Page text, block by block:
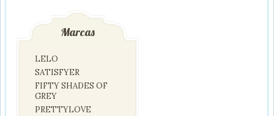
Marcas
LELO
SATISFYER
FIFTY SHADES OF
GREY
PRETTYLOVE